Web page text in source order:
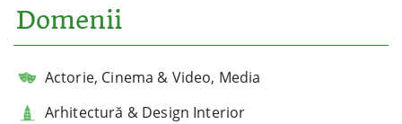
Domenii
Actorie, Cinema & Video, Media
Arhitectură & Design Interior